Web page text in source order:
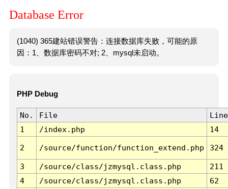
Database Error
(1040) 365建站错误警告：连接数据库失败，可能的原
因：1、数据库密码不对; 2、mysql未启动。
PHP Debug
No. File
Line
1
/index.php 14
2 /source/function/function_extend.php 324
3 /source/class/jzmysql.class.php
211
4
/source/class/jzmysql.class.php
62